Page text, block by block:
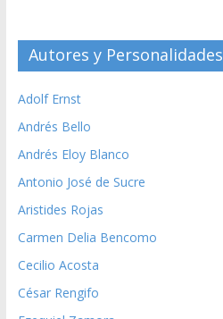
Autores y Personalidades
Adolf Ernst
Andrés Bello
Andrés Eloy Blanco
Antonio José de Sucre
Aristides Rojas
Carmen Delia Bencomo
Cecilio Acosta
César Rengifo